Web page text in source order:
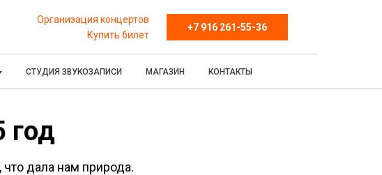
Организация концертов
Купить билет
+7 916 261-55-36
СТУДИЯ ЗВУКОЗАПИСИ МАГАЗИН КОНТАКТЫ
год
дала нам природа.